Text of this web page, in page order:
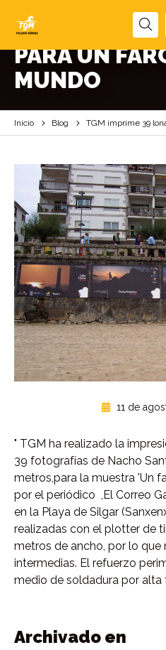
TGM
PARA UN
MUNDO
Inicio Blog TGM imprime 39
11 de
" TGM ha realizado la
39 fotografías de Nacho
metros,para la muestra 'Un
por el periódico ,El Correo
en la Playa de Silgar
realizadas con el plotter de
metros de ancho, por lo que
intermedias. El refuerzo
medio de soldadura por alta
Archivado en